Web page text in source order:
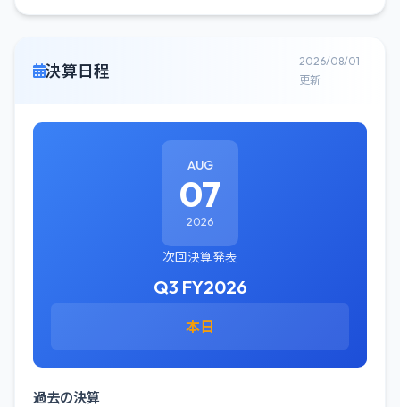
決算日程
2026/08/01
更新
AUG
07
2026
次回決算発表
Q3 FY2026
本日
過去の決算